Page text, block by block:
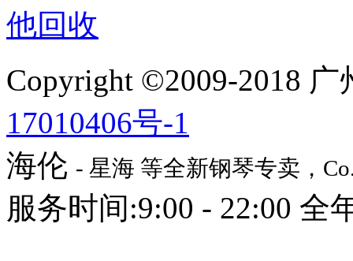
他回收
Copyright ©2009-2018
17010406号-1
海伦 - 星海 等全新钢琴专卖，
服务时间:9:00 - 22:00 全